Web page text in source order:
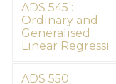
ADS 545 :
Ordinary and
Generalised
Linear Regressi
ADS 550 :